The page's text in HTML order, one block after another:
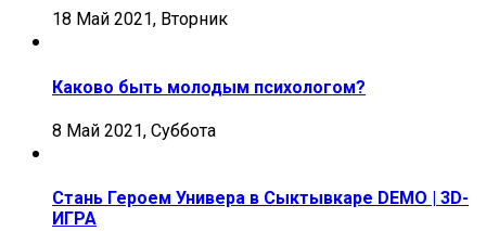
18 Май 2021, Вторник
Каково быть молодым психологом?
8 Май 2021, Суббота
Стань Героем Универа в Сыктывкаре DEMO | 3D-
ИГРА